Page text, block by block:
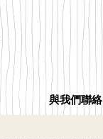
與我們聯絡